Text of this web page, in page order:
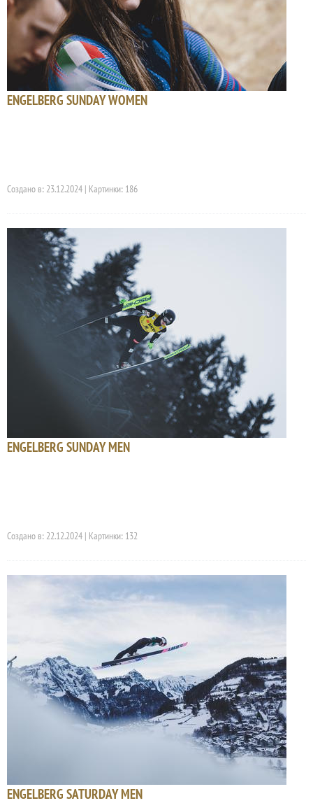
ENGELBERG SUNDAY WOMEN
Создано в: 23.12.2024 | Картинки: 186
ENGELBERG SUNDAY MEN
Создано в: 22.12.2024 | Картинки: 132
ENGELBERG SATURDAY MEN